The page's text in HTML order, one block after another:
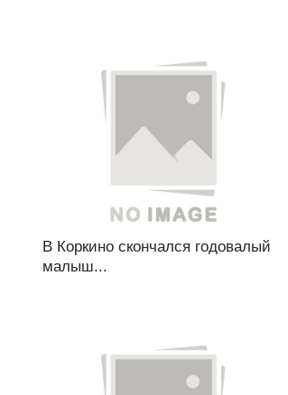
В Коркино скончался годовалый
малыш...